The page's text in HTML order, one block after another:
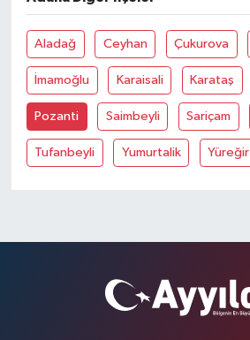
Aladağ Ceyhan Çukurova
İmamoğlu Karaisali Karataş
Pozanti Saimbeyli Sariçam
Tufanbeyli Yumurtalik Yüreğir